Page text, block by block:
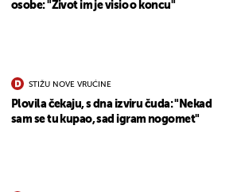
osobe: "Život im je visio o koncu"
STIŽU NOVE VRUĆINE
Plovila čekaju, s dna izviru čuda: "Nekad
sam se tu kupao, sad igram nogomet"